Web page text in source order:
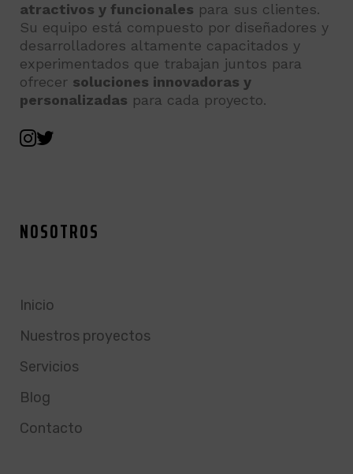
atractivos y funcionales para sus clientes.
Su equipo está compuesto por diseñadores y
desarrolladores altamente capacitados y
experimentados que trabajan juntos para
ofrecer soluciones innovadoras y
personalizadas para cada proyecto.
NOSOTROS
Inicio
Nuestros proyectos
Servicios
Blog
Contacto